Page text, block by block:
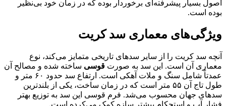
اصول بسیار پیشرفته‌ای برخوردار بوده که در زمان خود بی‌نظیر
بوده است.
ویژگی‌های معماری سد کریت
آنچه سد کریت را از سایر سدهای تاریخی متمایز می‌کند، نوع
معماری آن است. این سد به صورت قوسی ساخته شده و مصالح آن
عمدتاً شامل سنگ و ملات آهکی است. ارتفاع سد حدود ۶۰ متر و
طول تاج آن ۵۵ متر است که در زمان ساخت، یکی از بلندترین
سدهای جهان محسوب می‌شد. فرم قوسی این سد به توزیع بهتر
فشار آب و استحکام بیشتر سازه کمک می‌کرده است.